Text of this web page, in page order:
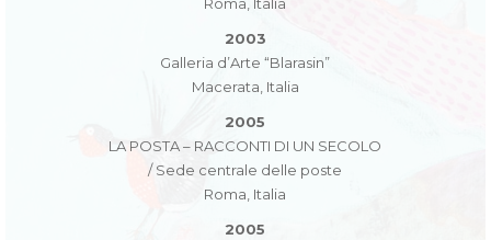
Roma, Italia
2003
Galleria d’Arte “Blarasin”
Macerata, Italia
2005
LA POSTA – RACCONTI DI UN SECOLO
/ Sede centrale delle poste
Roma, Italia
2005